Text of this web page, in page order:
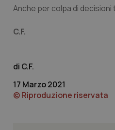
Anche per colpa di
C.F.
C.F.
17 Marzo 2021
© Riproduzione riservata